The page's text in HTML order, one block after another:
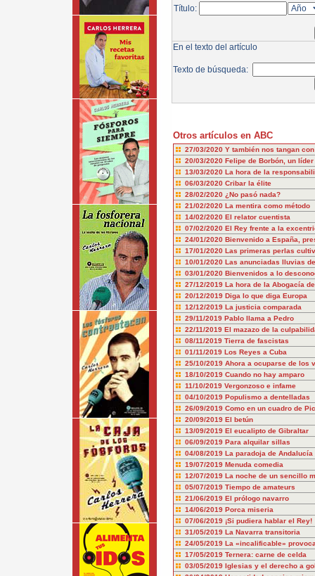
Título:
En el texto del artículo
Texto de búsqueda:
Otros artículos en ABC
27/03/2020 Y también nos tangan
20/03/2020 Felipe de Borbón, un
13/03/2020 La hora de la
06/03/2020 Cribar la élite
28/02/2020 ¿No pasó nada?
21/02/2020 La mentira como método
14/02/2020 El relator cuentista
07/02/2020 El Rey frente a la
24/01/2020 Bienvenido a España,
17/01/2020 Las primeras perlas
10/01/2020 Las anunciadas lluvias
03/01/2020 Bienvenidos a lo
27/12/2019 La hora de la Abogacía
20/12/2019 Diga lo que diga Europa
12/12/2019 La justicia comparada
29/11/2019 Pablo llama a Pedro
22/11/2019 El mazazo de la
08/11/2019 Tierra de fascistas
01/11/2019 Los Reyes a Cuba
25/10/2019 Ahora a ocuparse de los
18/10/2019 Cuando no hay amparo
11/10/2019 Vergonzoso e infame
04/10/2019 Populismo a dentelladas
26/09/2019 Como en un cuadro de
20/09/2019 El betún
13/09/2019 El eucalipto de Gibraltar
06/09/2019 Para alquilar sillas
04/08/2019 La paradoja de Andalucía
19/07/2019 Menuda comedia
12/07/2019 La noche de un sencillo
05/07/2019 Tiempo de amateurs
21/06/2019 El prólogo navarro
14/06/2019 Porca miseria
07/06/2019 ¡Si pudiera hablar el Rey!
31/05/2019 La Navarra transitoria
24/05/2019 La «incalificable»
17/05/2019 Ternera: carne de celda
03/05/2019 Iglesias y el derecho a